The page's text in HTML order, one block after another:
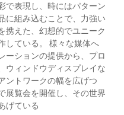
で表現し、時にはパターン
に組み込むことで、力強い
携えた、幻想的でユニーク
している。 様々な媒体へ
ーションの提供から、プロ
ウィンドウディスプレイな
ントワークの幅を広げつ
展覧会を開催し、その世界
げている